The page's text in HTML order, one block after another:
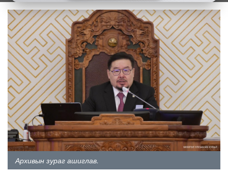
Архивын зураг ашиглав.